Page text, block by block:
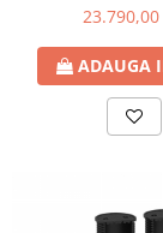
23.790,00
ADAUGA